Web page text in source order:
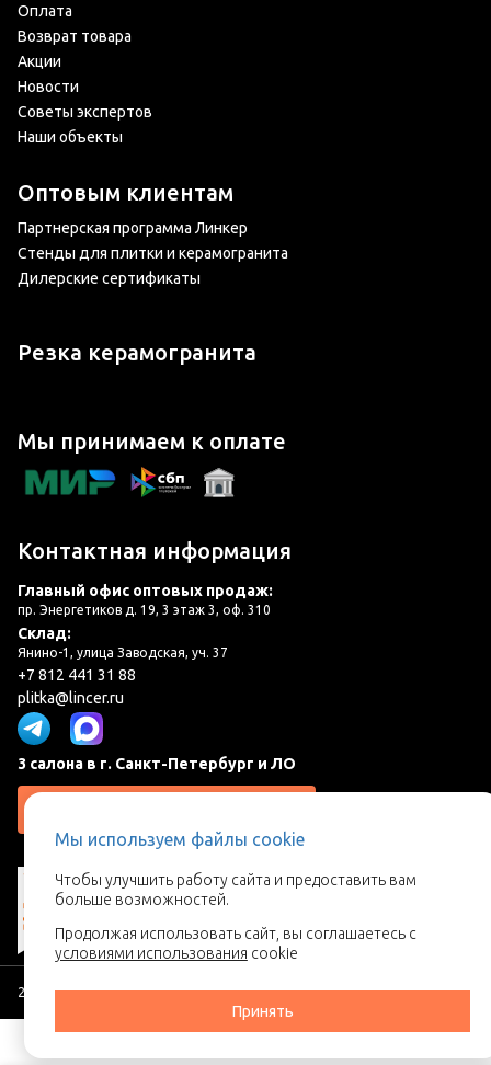
Оплата
Возврат товара
Акции
Новости
Советы экспертов
Наши объекты
Оптовым клиентам
Партнерская программа Линкер
Стенды для плитки и керамогранита
Дилерские сертификаты
Резка керамогранита
Мы принимаем к оплате
Контактная информация
Главный офис оптовых продаж:
пр. Энергетиков д. 19, 3 этаж 3, оф. 310
Склад:
Янино-1, улица Заводская, уч. 37
+7 812 441 31 88
plitka@lincer.ru
3 салона в г. Санкт-Петербург и ЛО
2026 © Линкер - Ваш поставщик керамической плитки
Мы используем файлы cookie
Чтобы улучшить работу сайта и предоставить вам
больше возможностей.
Продолжая использовать сайт, вы соглашаетесь с
условиями использования cookie
Принять